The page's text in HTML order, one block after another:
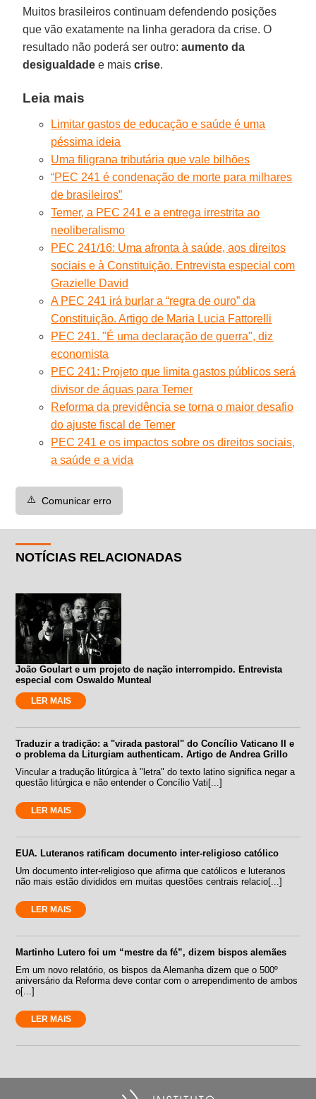
Muitos brasileiros continuam defendendo posições
que vão exatamente na linha geradora da crise. O
resultado não poderá ser outro:aumento da
desigualdade e maiscrise.
Leia mais
Limitar gastos de educação e saúde é uma
péssima ideia
Uma filigrana tributária que vale bilhões
“PEC 241 é condenação de morte para milhares
de brasileiros”
Temer, a PEC 241 e a entrega irrestrita ao
neoliberalismo
PEC 241/16: Uma afronta à saúde, aos direitos
sociais e à Constituição. Entrevista especial com
Grazielle David
A PEC 241 irá burlar a “regra de ouro” da
Constituição. Artigo de Maria Lucia Fattorelli
PEC 241. "É uma declaração de guerra", diz
economista
PEC 241: Projeto que limita gastos públicos será
divisor de águas para Temer
Reforma da previdência se torna o maior desafio
do ajuste fiscal de Temer
PEC 241 e os impactos sobre os direitos sociais,
a saúde e a vida
⚠️ Comunicar erro
NOTÍCIAS RELACIONADAS
João Goulart e um projeto de nação interrompido. Entrevista
especial com Oswaldo Munteal
LER MAIS
Traduzir a tradição: a "virada pastoral" do Concílio Vaticano II e
o problema da Liturgiam authenticam. Artigo de Andrea Grillo
Vincular a tradução litúrgica à "letra" do texto latino significa negar a
questão litúrgica e não entender o Concílio Vati[...]
LER MAIS
EUA. Luteranos ratificam documento inter-religioso católico
Um documento inter-religioso que afirma que católicos e luteranos
não mais estão divididos em muitas questões centrais relacio[...]
LER MAIS
Martinho Lutero foi um “mestre da fé”, dizem bispos alemães
Em um novo relatório, os bispos da Alemanha dizem que o 500º
aniversário da Reforma deve contar com o arrependimento de ambos
o[...]
LER MAIS